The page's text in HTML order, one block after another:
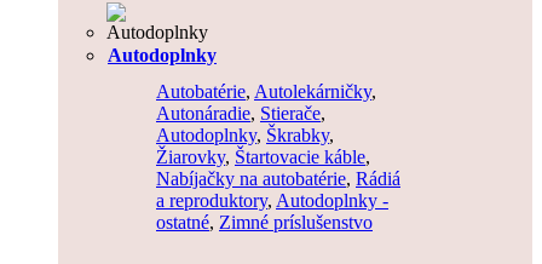
Autodoplnky
Autobatérie, Autolekárničky,
Autonáradie, Stierače,
Autodoplnky, Škrabky,
Žiarovky, Štartovacie káble,
Nabíjačky na autobatérie, Rádiá
a reproduktory, Autodoplnky -
ostatné, Zimné príslušenstvo